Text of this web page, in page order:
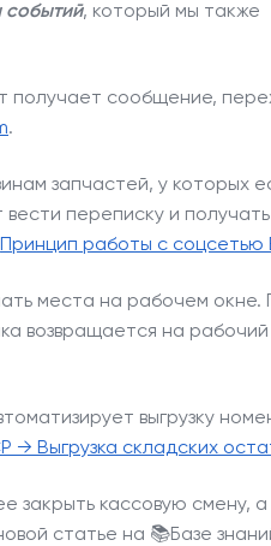
событий, который мы также
сообщение,
.
запчастей, у которых
переписку и получать
Принцип работы с соцсетью
места на рабочем окне.
возвращается на рабочий
выгрузку
→ Выгрузка складских
закрыть кассовую смену,
статье на 📚Базе